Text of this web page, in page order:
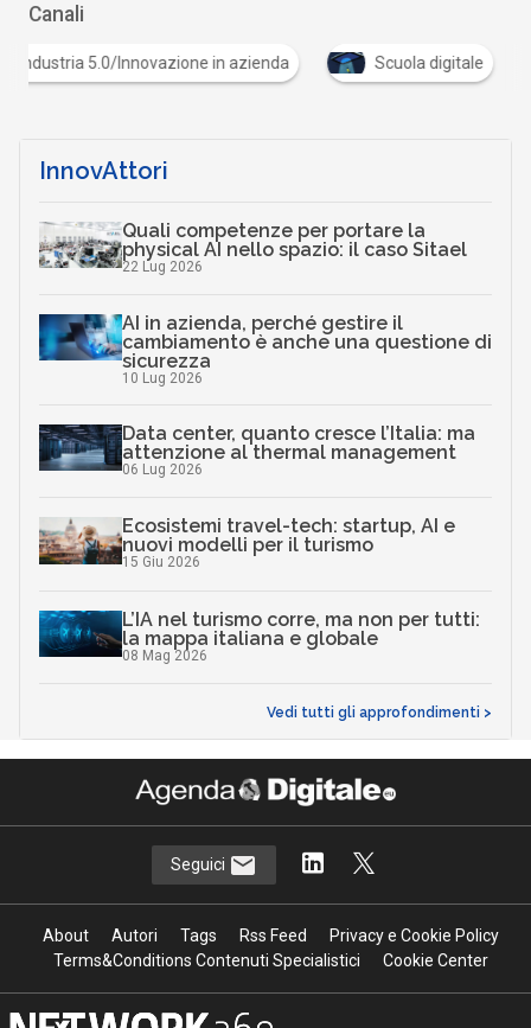
Canali
Industria 5.0/Innovazione in azienda Scuola
InnovAttori
Quali competenze per portare la
physical AI nello spazio: il caso Sitael
22 Lug 2026
AI in azienda, perché gestire il
cambiamento è anche una questione di
sicurezza
10 Lug 2026
Data center, quanto cresce l’Italia: ma
attenzione al thermal management
06 Lug 2026
Ecosistemi travel-tech: startup, AI e
nuovi modelli per il turismo
15 Giu 2026
L’IA nel turismo corre, ma non per tutti:
la mappa italiana e globale
08 Mag 2026
Vedi tutti gli approfondimenti >
Seguici
About Autori Tags Rss Feed
Privacy e Cookie Policy
Terms&Conditions Contenuti Specialistici
Cookie Center